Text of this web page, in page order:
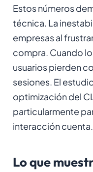
Estos números
técnica. La
empresas al
compra. Cuando
usuarios pierden
sesiones. El
optimización del
particularmente
interacción cuenta.
Lo que